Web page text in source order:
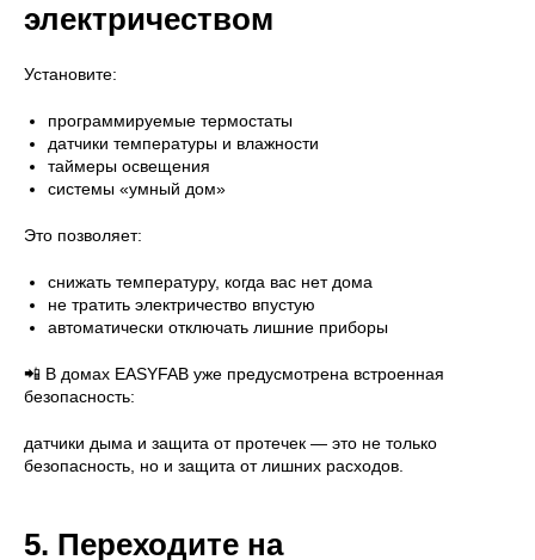
электричеством
Установите:
программируемые термостаты
датчики температуры и влажности
таймеры освещения
системы «умный дом»
Это позволяет:
снижать температуру, когда вас нет дома
не тратить электричество впустую
автоматически отключать лишние приборы
📲 В домах EASYFAB уже предусмотрена встроенная
безопасность:
датчики дыма и защита от протечек — это не только
безопасность, но и защита от лишних расходов.
5. Переходите на